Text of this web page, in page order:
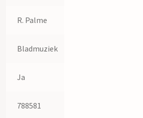
R. Palme
Bladmuziek
Ja
788581